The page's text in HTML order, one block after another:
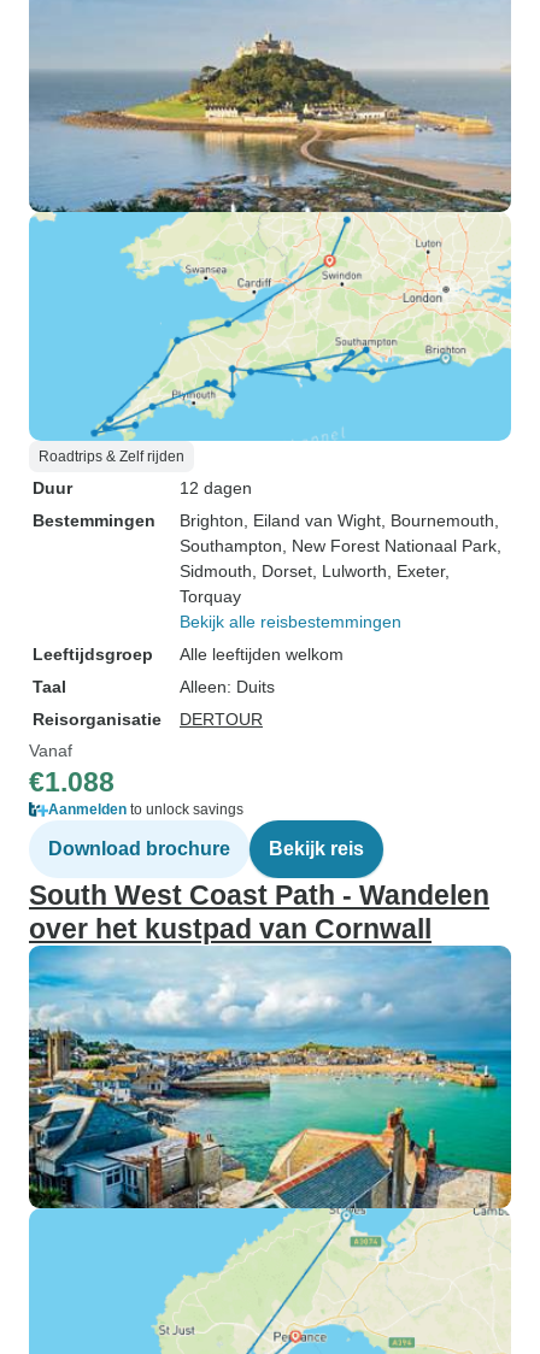
Roadtrips & Zelf rijden
Duur
12 dagen
Bestemmingen
Brighton , Eiland van Wight , Bournemouth
Southampton , New Forest Nationaal Park
Sidmouth , Dorset , Lulworth , Exeter,
Torquay
Bekijk alle reisbestemmingen
Leeftijdsgroep
Alle leeftijden welkom
Taal
Alleen: Duits
Reisorganisatie
DERTOUR
Vanaf
€1.088
Aanmelden to unlock savings
Download brochure Bekijk reis
South West Coast Path - Wandelen
over het kustpad van Cornwall